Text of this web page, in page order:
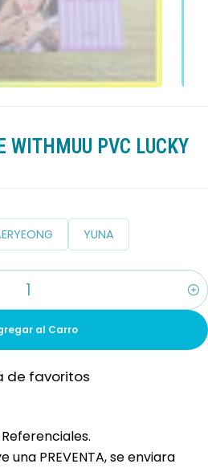
WITHMUU PVC LUCKY
YUNA
al Carro
de favoritos
una PREVENTA, se enviara